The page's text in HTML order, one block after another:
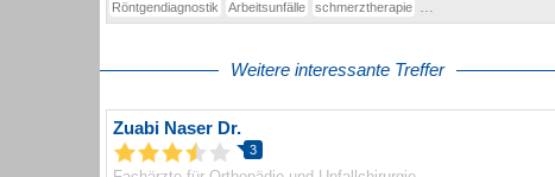
Röntgendiagnostik Arbeitsunfälle schmerztherapie
Weitere interessante Treffer
Zuabi Naser Dr.
3